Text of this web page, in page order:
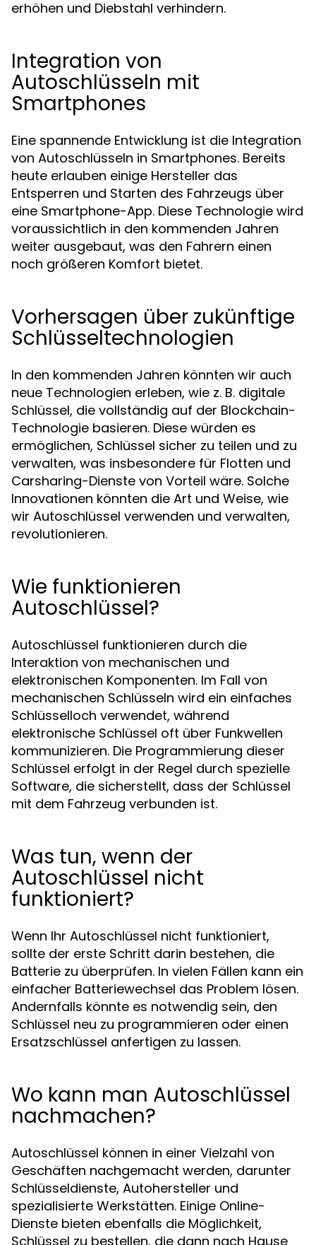
erhöhen und Diebstahl verhindern.
Integration von
Autoschlüsseln mit
Smartphones
Eine spannende Entwicklung ist die Integration
von Autoschlüsseln in Smartphones. Bereits
heute erlauben einige Hersteller das
Entsperren und Starten des Fahrzeugs über
eine Smartphone-App. Diese Technologie wird
voraussichtlich in den kommenden Jahren
weiter ausgebaut, was den Fahrern einen
noch größeren Komfort bietet.
Vorhersagen über zukünftige
Schlüsseltechnologien
In den kommenden Jahren könnten wir auch
neue Technologien erleben, wie z. B. digitale
Schlüssel, die vollständig auf der Blockchain-
Technologie basieren. Diese würden es
ermöglichen, Schlüssel sicher zu teilen und zu
verwalten, was insbesondere für Flotten und
Carsharing-Dienste von Vorteil wäre. Solche
Innovationen könnten die Art und Weise, wie
wir Autoschlüssel verwenden und verwalten,
revolutionieren.
Wie funktionieren
Autoschlüssel?
Autoschlüssel funktionieren durch die
Interaktion von mechanischen und
elektronischen Komponenten. Im Fall von
mechanischen Schlüsseln wird ein einfaches
Schlüsselloch verwendet, während
elektronische Schlüssel oft über Funkwellen
kommunizieren. Die Programmierung dieser
Schlüssel erfolgt in der Regel durch spezielle
Software, die sicherstellt, dass der Schlüssel
mit dem Fahrzeug verbunden ist.
Was tun, wenn der
Autoschlüssel nicht
funktioniert?
Wenn Ihr Autoschlüssel nicht funktioniert,
sollte der erste Schritt darin bestehen, die
Batterie zu überprüfen. In vielen Fällen kann ein
einfacher Batteriewechsel das Problem lösen.
Andernfalls könnte es notwendig sein, den
Schlüssel neu zu programmieren oder einen
Ersatzschlüssel anfertigen zu lassen.
Wo kann man Autoschlüssel
nachmachen?
Autoschlüssel können in einer Vielzahl von
Geschäften nachgemacht werden, darunter
Schlüsseldienste, Autohersteller und
spezialisierte Werkstätten. Einige Online-
Dienste bieten ebenfalls die Möglichkeit,
Schlüssel zu bestellen, die dann nach Hause